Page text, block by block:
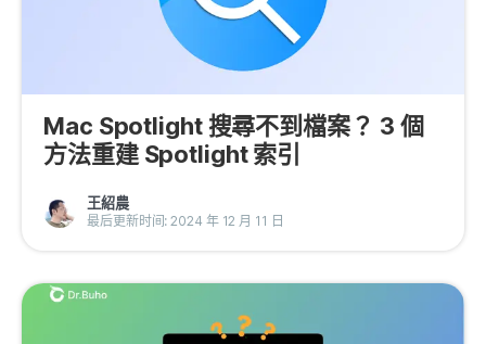
Mac Spotlight 搜尋不到檔案？ 3 個
方法重建 Spotlight 索引
王紹農
最后更新时间: 2024 年 12 月 11 日